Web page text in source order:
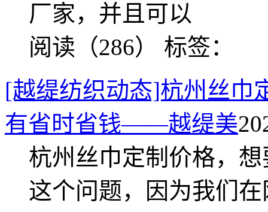
厂家，并且可以
阅读（286） 标签：
[越缇纺织动态]杭州丝巾
有省时省钱——越缇美
杭州丝巾定制价格，
这个问题，因为我们